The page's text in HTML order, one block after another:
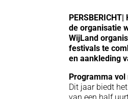
de organisatie
WijLand
festivals te
en aankleding
Programma
Dit jaar biedt
van een half